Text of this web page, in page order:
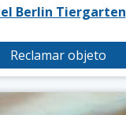
Berlin Tiergarten
Reclamar objeto